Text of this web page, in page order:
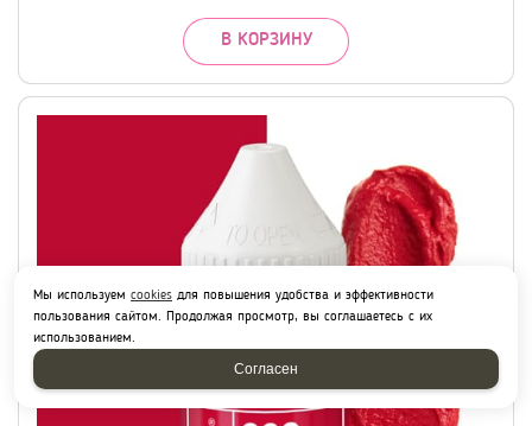
В КОРЗИНУ
Мы используем cookies для повышения удобства и эффективности
пользования сайтом. Продолжая просмотр, вы соглашаетесь с их
использованием.
Согласен